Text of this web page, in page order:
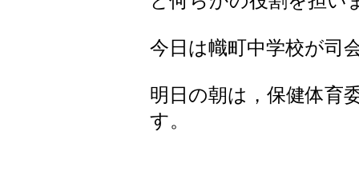
今日は幟町中学校が司
明日の朝は，保健体育
す。